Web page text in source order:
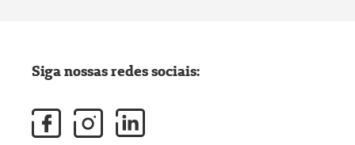
Siga nossas redes sociais: